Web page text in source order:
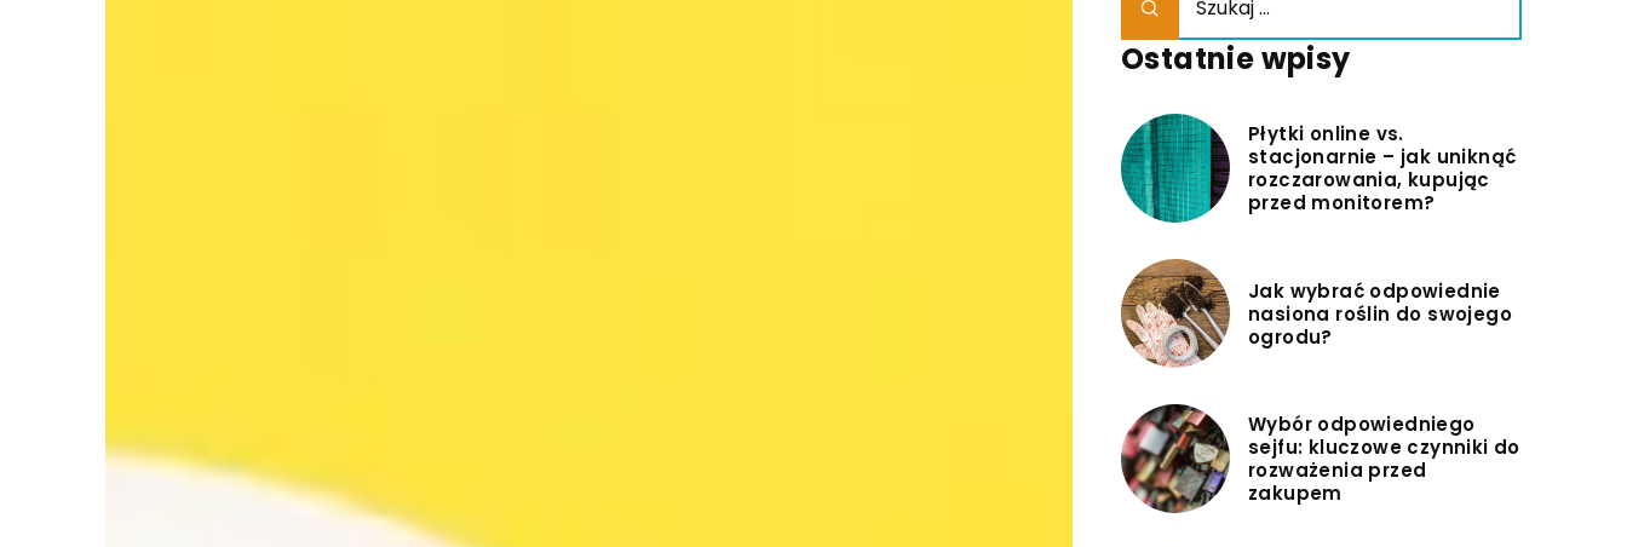
Ostatnie wpisy
Płytki online vs.
stacjonarnie – jak uniknąć
rozczarowania, kupując
przed monitorem?
Jak wybrać odpowiednie
nasiona roślin do swojego
ogrodu?
Wybór odpowiedniego
sejfu: kluczowe czynniki do
rozważenia przed
zakupem